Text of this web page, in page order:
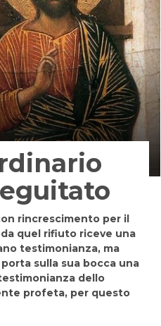
rincrescimento per il
quel rifiuto riceve una
testimonianza, ma
sulla sua bocca una
dello
profeta, per questo